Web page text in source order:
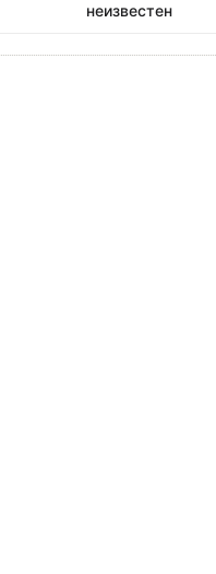
неизвестен